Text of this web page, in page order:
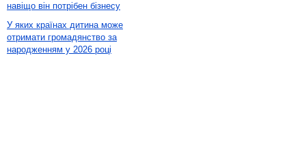
навіщо він потрібен бізнесу
У яких країнах дитина може
отримати громадянство за
народженням у 2026 році